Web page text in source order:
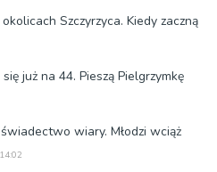
Szczyrzyca. Kiedy zaczną
już na 44. Pieszą Pielgrzymkę
wiary. Młodzi wciąż